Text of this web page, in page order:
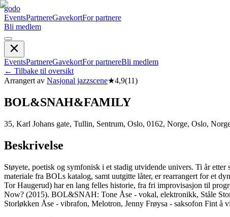
godo
EventsPartnereGavekortFor partnere
Bli medlem
EventsPartnereGavekortFor partnereBli medlem
← Tilbake til oversikt
Arrangert av Nasjonal jazzscene★4,9(11)
BOL&SNAH&FAMILY
35, Karl Johans gate, Tullin, Sentrum, Oslo, 0162, Norge, Oslo,
Beskrivelse
Støyete, poetisk og symfonisk i et stadig utvidende univers. Ti år
materiale fra BOLs katalog, samt uutgitte låter, er rearrangert for et
Tor Haugerud) har en lang felles historie, fra fri improvisasjon til
Now? (2015). BOL&SNAH: Tone Åse - vokal, elektronikk, Ståle
Storløkken Åse - vibrafon, Melotron, Jenny Frøysa - saksofon Fint å